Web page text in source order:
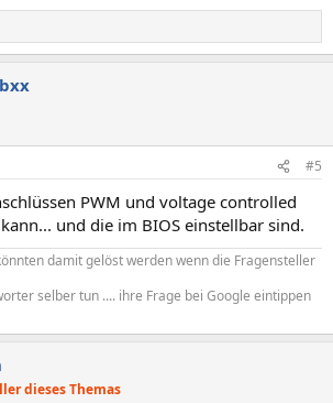
#5
PWM und voltage controlled
und die im BIOS einstellbar sind.
damit gelöst werden wenn die Fragensteller
selber tun .... ihre Frage bei Google eintippen
dieses Themas